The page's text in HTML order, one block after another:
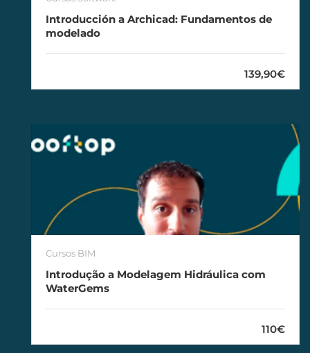
Introducción a Archicad: Fundamentos de
modelado
139,90€
Cursos BIM
Introdução a Modelagem Hidráulica com
WaterGems
110€